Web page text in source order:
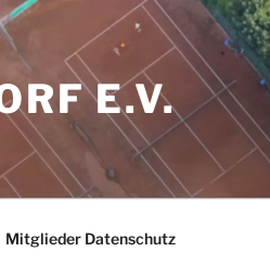
E.V.
Mitglieder Datenschutz